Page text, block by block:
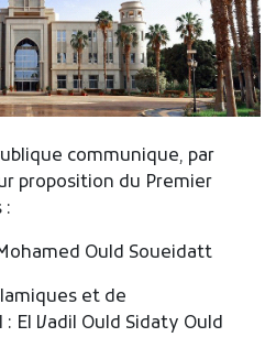
partiel du
communique, par
proposition du Premier
:
Ould Soueidatt
et de
El Vadil Ould Sidaty Ould